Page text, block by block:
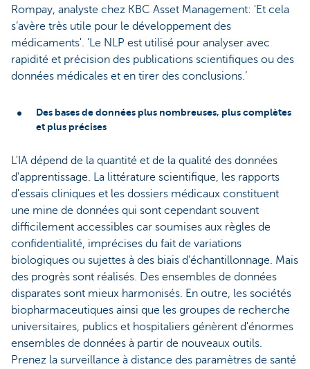
Rompay, analyste chez KBC Asset Management: 'Et cela
s’avère très utile pour le développement des
médicaments'. 'Le NLP est utilisé pour analyser avec
rapidité et précision des publications scientifiques ou des
données médicales et en tirer des conclusions.’
Des bases de données plus nombreuses, plus complètes
et plus précises
L'IA dépend de la quantité et de la qualité des données
d'apprentissage. La littérature scientifique, les rapports
d'essais cliniques et les dossiers médicaux constituent
une mine de données qui sont cependant souvent
difficilement accessibles car soumises aux règles de
confidentialité, imprécises du fait de variations
biologiques ou sujettes à des biais d'échantillonnage. Mais
des progrès sont réalisés. Des ensembles de données
disparates sont mieux harmonisés. En outre, les sociétés
biopharmaceutiques ainsi que les groupes de recherche
universitaires, publics et hospitaliers génèrent d'énormes
ensembles de données à partir de nouveaux outils.
Prenez la surveillance à distance des paramètres de santé